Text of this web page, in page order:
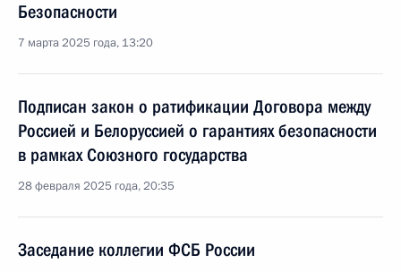
Безопасности
7 марта 2025 года, 13:20
Подписан закон о ратификации Договора между
Россией и Белоруссией о гарантиях безопасности
в рамках Союзного государства
28 февраля 2025 года, 20:35
Заседание коллегии ФСБ России